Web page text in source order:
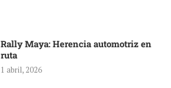
Rally Maya: Herencia automotriz en
ruta
1 abril, 2026